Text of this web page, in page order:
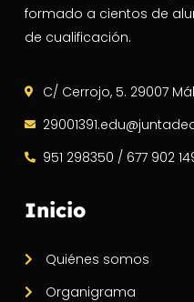
formado a cientos de
de cualificación.
C/ Cerrojo, 5. 29007
951 298350 / 677 902
Inicio
Quiénes somos
Organigrama